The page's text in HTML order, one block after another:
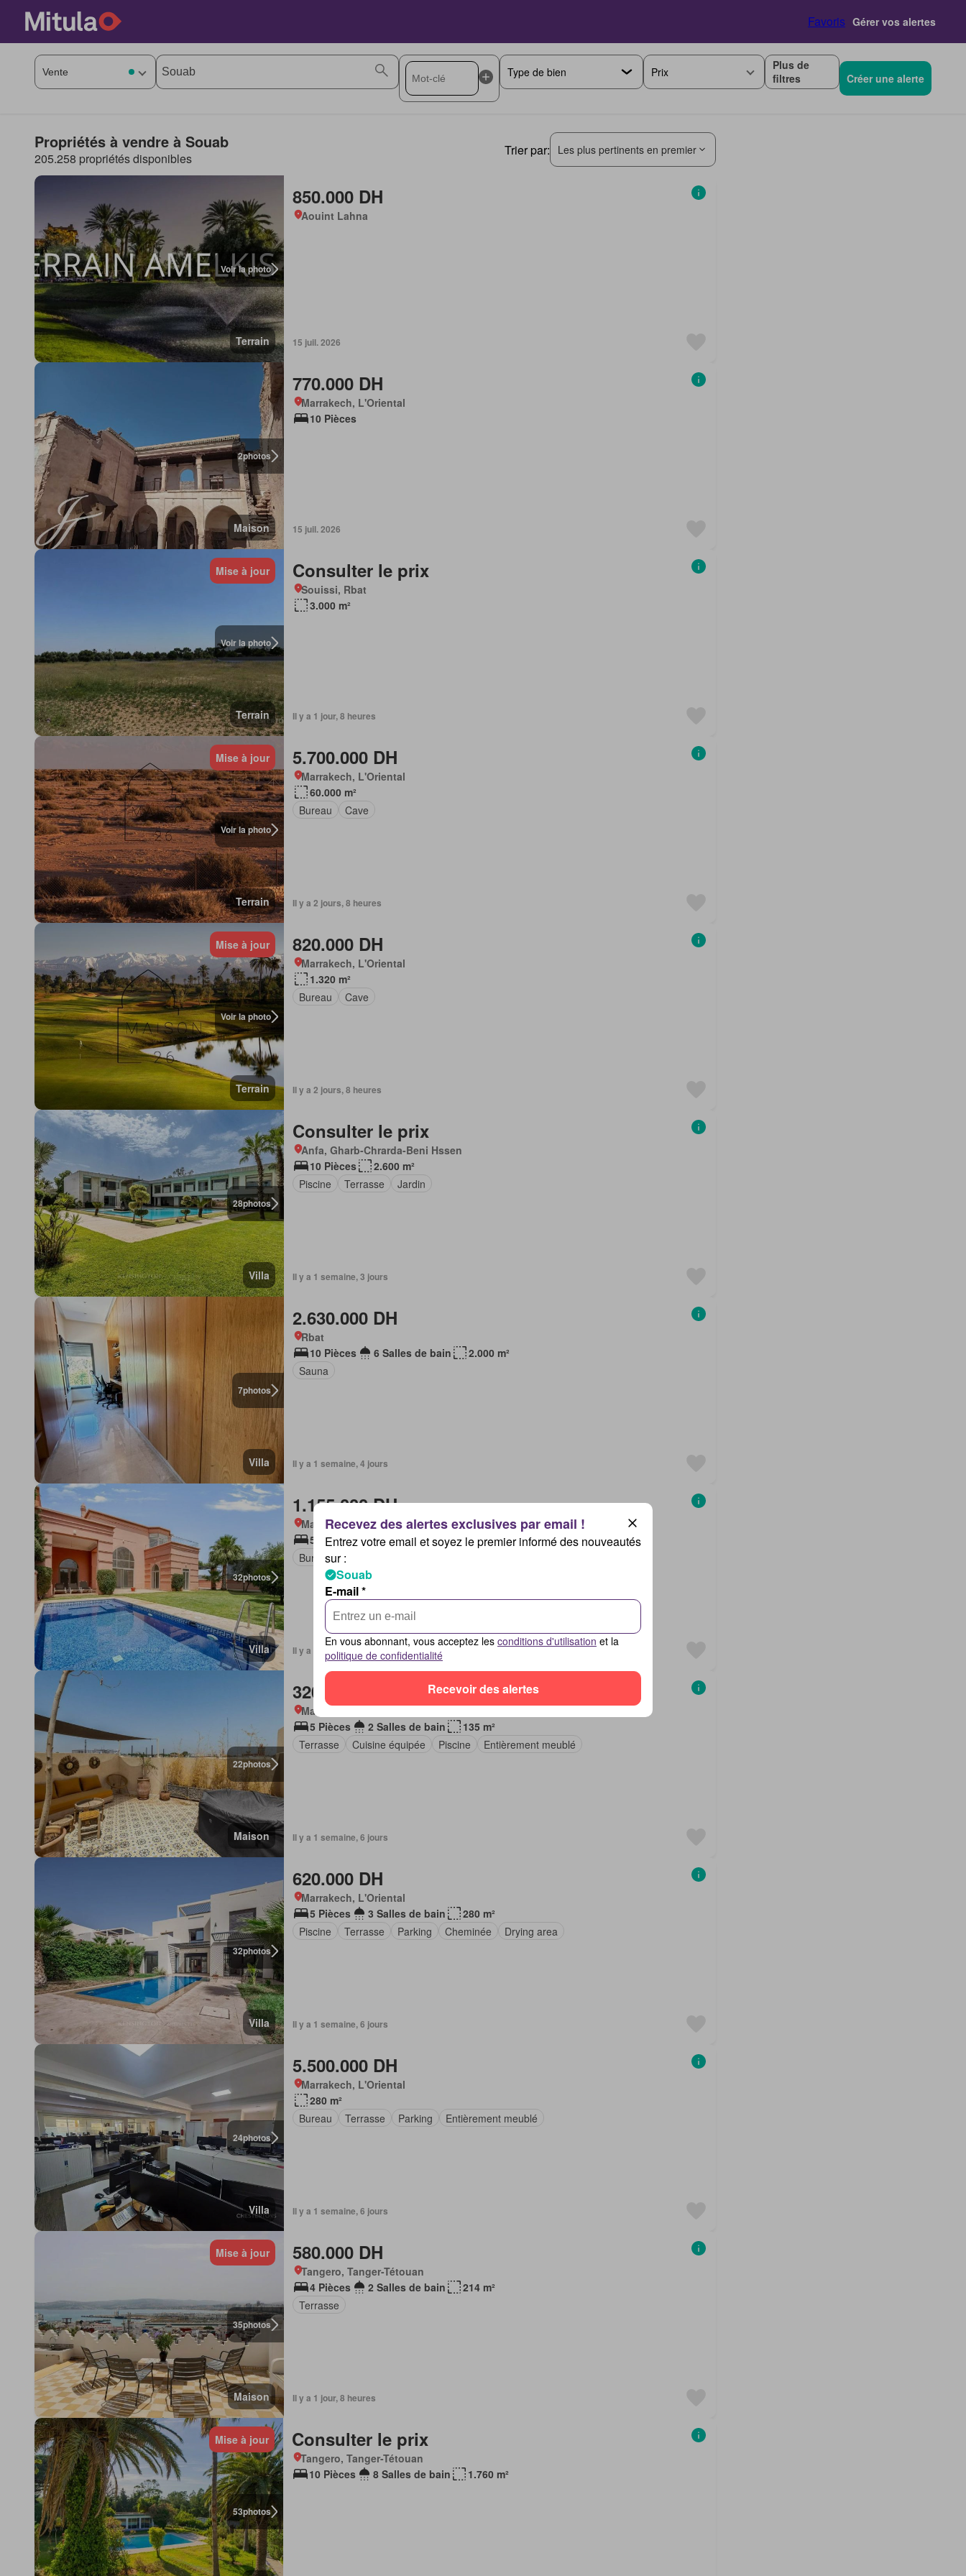
Favoris Gérer vos alertes
Prix
Plus de
filtres
Créer une alerte
Propriétés à vendre à Souab
205.258 propriétés disponibles
Trier par: Les plus pertinents en premier
Voir la photo
Terrain
850.000 DH
Aouint Lahna
15 juil. 2026
2photos
Maison
770.000 DH
Marrakech, L'Oriental
10 Pièces
15 juil. 2026
Voir la photo
Mise à jour
Terrain
Consulter le prix
Souissi, Rbat
3.000 m²
Il y a 1 jour, 8 heures
Voir la photo
Mise à jour
Terrain
5.700.000 DH
Marrakech, L'Oriental
60.000 m²
Bureau
Cave
Il y a 2 jours, 8 heures
Voir la photo
Mise à jour
Terrain
820.000 DH
Marrakech, L'Oriental
1.320 m²
Bureau
Cave
Il y a 2 jours, 8 heures
28photos
Villa
Consulter le prix
Anfa, Gharb-Chrarda-Beni Hssen
10 Pièces
2.600 m²
Piscine
Terrasse Jardin
Il y a 1 semaine, 3 jours
7photos
Villa
2.630.000 DH
Rbat
10 Pièces
6 Salles de bain
2.000 m²
Sauna
Il y a 1 semaine, 4 jours
32photos
Villa
1.155.000 DH
Marrakech, L'Oriental
5 Pièces
13 Salles de bain
360 m²
Bureau
Piscine
Il y a 1 semaine, 5 jours
22photos
Maison
320.000 DH
Marrakech, L'Oriental
5 Pièces
2 Salles de bain
135 m²
Terrasse
Cuisine équipée Piscine Entièrement meublé
Il y a 1 semaine, 6 jours
32photos
Villa
620.000 DH
Marrakech, L'Oriental
5 Pièces
3 Salles de bain
280 m²
Piscine
Terrasse Parking Cheminée Drying area
Il y a 1 semaine, 6 jours
24photos
Villa
5.500.000 DH
Marrakech, L'Oriental
280 m²
Bureau
Terrasse Parking Entièrement meublé
Il y a 1 semaine, 6 jours
35photos
Mise à jour
Maison
580.000 DH
Tangero, Tanger-Tétouan
4 Pièces
2 Salles de bain
214 m²
Terrasse
Il y a 1 jour, 8 heures
53photos
Mise à jour Consulter le prix
Tangero, Tanger-Tétouan
10 Pièces
8 Salles de bain 1.760 m²
Entrez votre email et soyez le premier informé des nouveautés
sur :
Souab
E-mail *
En vous abonnant, vous acceptez les conditions d'utilisation et la
politique de confidentialité
Recevoir des alertes